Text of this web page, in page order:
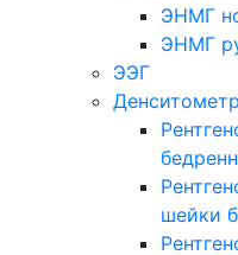
ЭНМГ
ЭНМГ
ЭЭГ
шейки